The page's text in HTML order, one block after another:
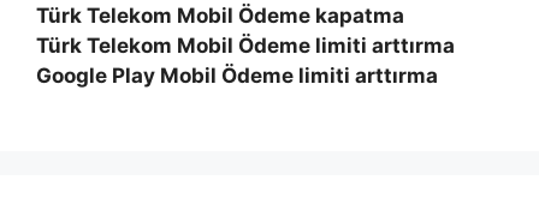
Türk Telekom Mobil Ödeme kapatma
Türk Telekom Mobil Ödeme limiti arttırma
Google Play Mobil Ödeme limiti arttırma